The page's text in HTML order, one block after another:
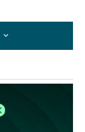
kirjautua